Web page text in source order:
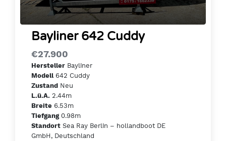
Bayliner 642 Cuddy
€27.900
Hersteller Bayliner
Modell642 Cuddy
Zustand Neu
L.ü.A. 2.44m
Breite 6.53m
Tiefgang0.98m
Standort Sea Ray Berlin – hollandboot DE
GmbH, Deutschland